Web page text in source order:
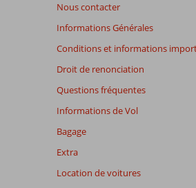
sont
plus
affichés
afin
de
garantir
la
pertinence
savoir
Nous contacter
Informations Générales
Conditions et informations
Droit de renonciation
Questions fréquentes
Informations de Vol
Bagage
Extra
Location de voitures